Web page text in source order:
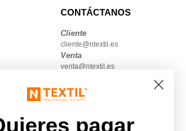
mayor
CONTÁCTANOS
Cliente
cliente@ntextil.es
Venta
venta@ntextil.es
930 410 200
pagar